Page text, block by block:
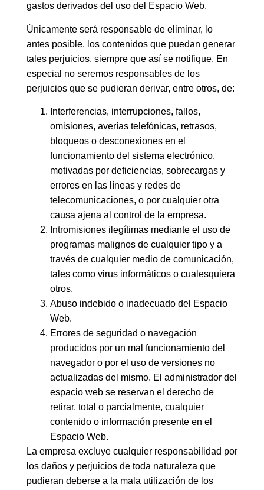
gastos derivados del uso del Espacio Web.
Únicamente será responsable de eliminar, lo
antes posible, los contenidos que puedan generar
tales perjuicios, siempre que así se notifique. En
especial no seremos responsables de los
perjuicios que se pudieran derivar, entre otros, de:
Interferencias, interrupciones, fallos,
omisiones, averías telefónicas, retrasos,
bloqueos o desconexiones en el
funcionamiento del sistema electrónico,
motivadas por deficiencias, sobrecargas y
errores en las líneas y redes de
telecomunicaciones, o por cualquier otra
causa ajena al control de la empresa.
Intromisiones ilegítimas mediante el uso de
programas malignos de cualquier tipo y a
través de cualquier medio de comunicación,
tales como virus informáticos o cualesquiera
otros.
Abuso indebido o inadecuado del Espacio
Web.
Errores de seguridad o navegación
producidos por un mal funcionamiento del
navegador o por el uso de versiones no
actualizadas del mismo. El administrador del
espacio web se reservan el derecho de
retirar, total o parcialmente, cualquier
contenido o información presente en el
Espacio Web.
La empresa excluye cualquier responsabilidad por
los daños y perjuicios de toda naturaleza que
pudieran deberse a la mala utilización de los